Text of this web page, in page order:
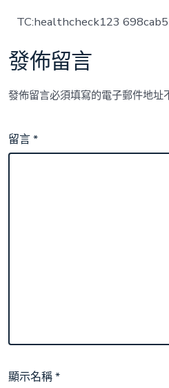
TC:healthcheck123
發佈留言
發佈留言必須填寫的電子郵件地址
留言*
顯示名稱*